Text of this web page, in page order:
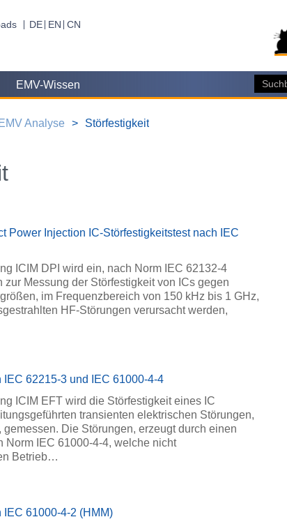
DE EN CN
EMV-Wissen
Analyse Störfestigkeit
Power Injection IC-Störfestigkeitstest nach IEC
ICIM DPI wird ein, nach Norm IEC 62132-4
zur Messung der Störfestigkeit von ICs gegen
im Frequenzbereich von 150 kHz bis 1 GHz,
HF-Störungen verursacht werden,
62215-3 und IEC 61000-4-4
ICIM EFT wird die Störfestigkeit eines IC
transienten elektrischen Störungen,
Die Störungen, erzeugt durch einen
Norm IEC 61000-4-4, welche nicht
Betrieb…
61000-4-2 (HMM)